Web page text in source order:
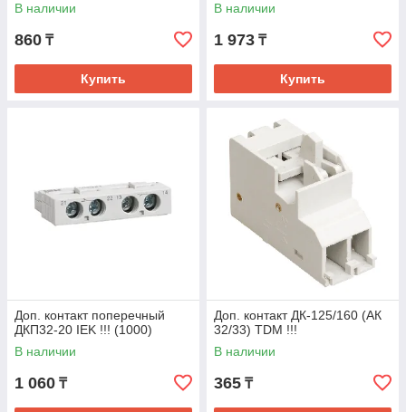
В наличии
860 ₸
Купить
В наличии
1 973 ₸
Купить
Доп. контакт поперечный
ДКП32-20 IEK !!! (1000)
В наличии
1 060 ₸
Доп. контакт ДК-125/160 (АК
32/33) TDM !!!
В наличии
365 ₸